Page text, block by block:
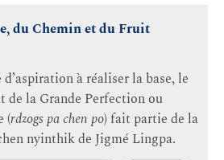
du Chemin et du Fruit
à réaliser la base, le
de la Grande Perfection ou
(rdzogs pa chen po) fait partie de la
nyinthik de Jigmé Lingpa.